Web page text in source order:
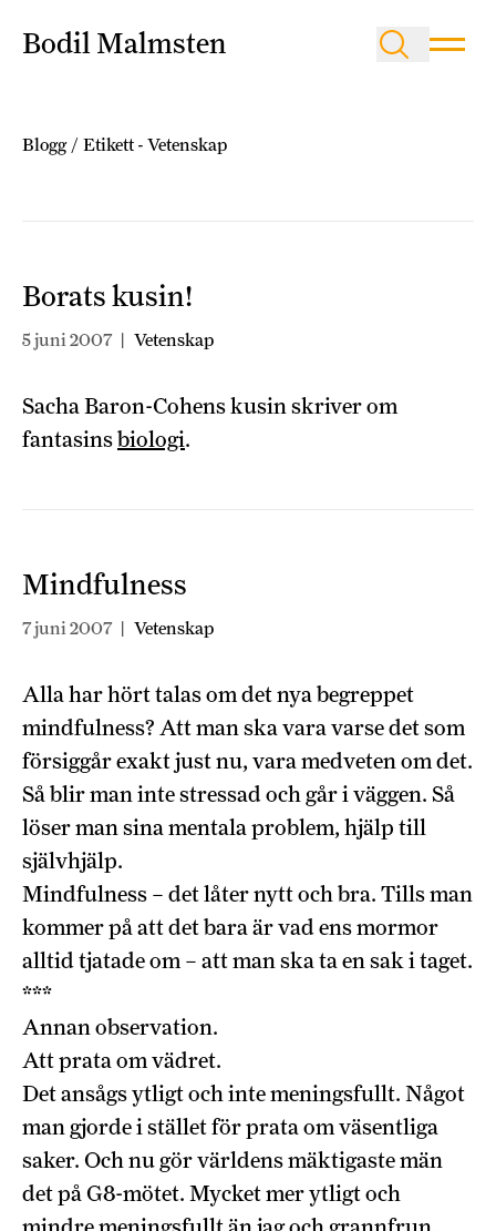
Bodil Malmsten
Blogg / Etikett - Vetenskap
Borats kusin!
5 juni 2007 | Vetenskap
Sacha Baron-Cohens kusin skriver om
fantasinsbiologi.
Mindfulness
7 juni 2007 | Vetenskap
Alla har hört talas om det nya begreppet
mindfulness? Att man ska vara varse det som
försiggår exakt just nu, vara medveten om det.
Så blir man inte stressad och går i väggen. Så
löser man sina mentala problem, hjälp till
självhjälp.
Mindfulness – det låter nytt och bra. Tills man
kommer på att det bara är vad ens mormor
alltid tjatade om – att man ska ta en sak i taget.
***
Annan observation.
Att prata om vädret.
Det ansågs ytligt och inte meningsfullt. Något
man gjorde i stället för prata om väsentliga
saker. Och nu gör världens mäktigaste män
det på G8-mötet. Mycket mer ytligt och